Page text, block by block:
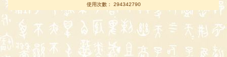
使用次數： 294342790